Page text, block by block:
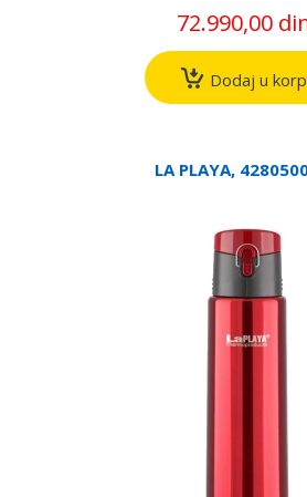
72.990,00
Dodaj u
LA PLAYA,